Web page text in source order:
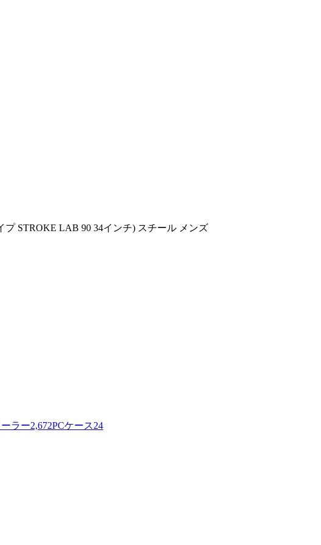
STROKE LAB 90 34インチ) スチール メンズ
ラー2,672PCケース24